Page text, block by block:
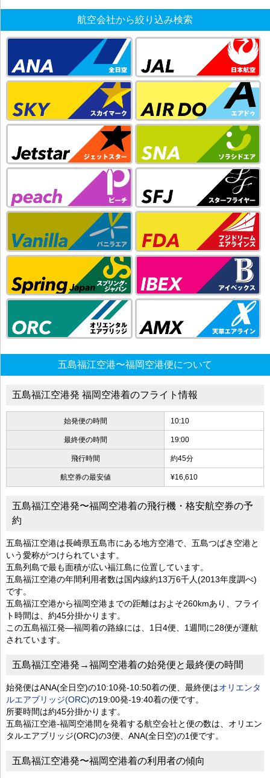
航空会社から絞り込み検索
五島福江空港〜福岡空港便について
五島福江空港発 福岡空港着のフライト情報
始発便の時間 10:10
最終便の時間 19:00
飛行時間 約45分
航空券の最安値 ¥16,610
五島福江空港発〜福岡空港着の飛行機・格安航空券の予
約
五島福江空港は長崎県五島市にある地方空港で、五島つばき空港と
いう愛称がつけられています。
五島列島で最も面積が広い福江島に位置しています。
五島福江空港の年間利用者数は国内線約13万6千人(2013年度調べ)
です。
五島福江空港から福岡空港までの距離はおよそ260kmあり、フライ
ト時間は、約45分掛かります。
この五島福江発―福岡着の路線には、1日4便、1週間に28便が運航
されています。
五島福江空港発→福岡空港着の始発便と最終便の時間
始発便はANA(全日空)の10:10発-10:50着の便、最終便はオリエンタ
ルエアブリッジ(ORC)の19:00発-19:40着の便です。
所要時間は約45分掛かります。
五島福江空港-福岡空港間を発着する航空会社と便の数は、オリエン
タルエアブリッジ(ORC)の3便、ANA(全日空)の1便です。
五島福江空港発〜福岡空港着の利用者の傾向